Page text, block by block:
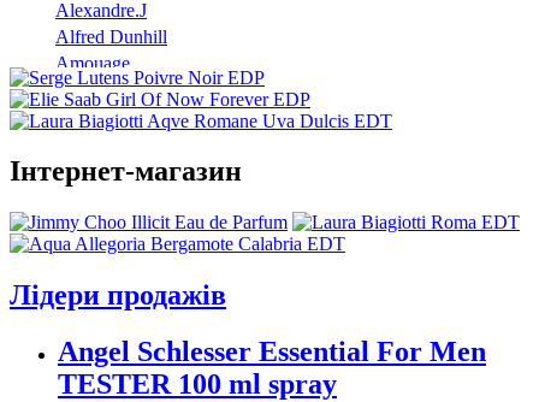
Alexandre.J
Alfred Dunhill
Amouage
Angel Schlesser
Anna Sui
Annick Goutal
Aramis
Armand Basi
Azzaro
Baldinini
Banana Republic
Інтернет-магазин
Лідери продажів
Angel Schlesser Essential For Men
TESTER 100 ml spray